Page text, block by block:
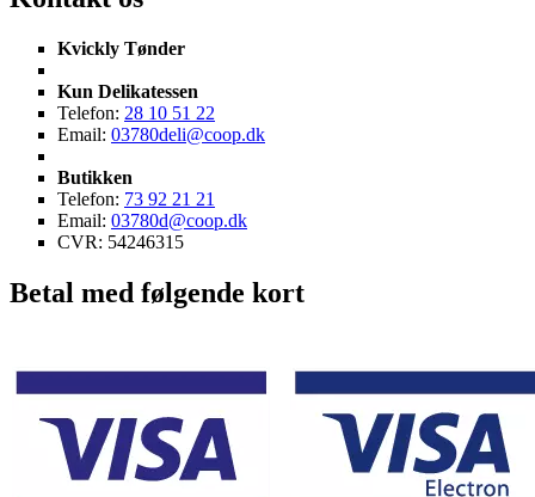
Kvickly Tønder
Kun Delikatessen
Telefon: 28 10 51 22
Email: 03780deli@coop.dk
Butikken
Telefon: 73 92 21 21
Email: 03780d@coop.dk
CVR: 54246315
Betal med følgende kort